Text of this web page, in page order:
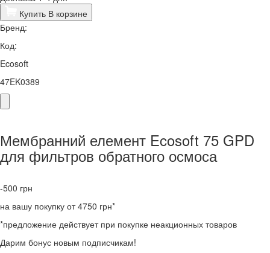
Купить В корзине
Бренд:
Код:
Ecosoft
47EK0389
Мембранний елемент Ecosoft 75 GPD
для фильтров обратного осмоса
-500 грн
на вашу покупку от 4750 грн*
*предложение действует при покупке неакционных товаров
Дарим бонус новым подписчикам!